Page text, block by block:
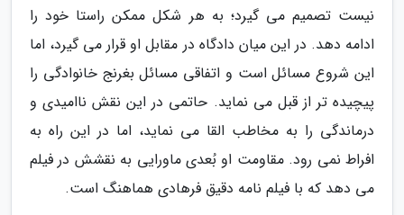
نیست تصمیم می گیرد؛ به هر شکل ممکن راستا خود را
ادامه دهد. در این میان دادگاه در مقابل او قرار می گیرد، اما
این شروع مسائل است و اتفاقی مسائل بغرنج خانوادگی را
پیچیده تر از قبل می نماید. حاتمی در این نقش ناامیدی و
درماندگی را به مخاطب القا می نماید، اما در این راه به
افراط نمی رود. مقاومت او بُعدی ماورایی به نقشش در فیلم
می دهد که با فیلم نامه دقیق فرهادی هماهنگ است.